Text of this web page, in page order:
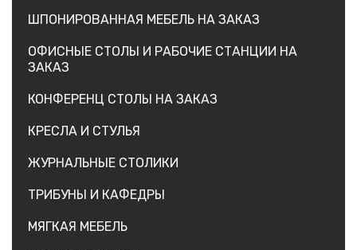
ШПОНИРОВАННАЯ МЕБЕЛЬ НА ЗАКАЗ
ОФИСНЫЕ СТОЛЫ И РАБОЧИЕ СТАНЦИИ НА
ЗАКАЗ
КОНФЕРЕНЦ СТОЛЫ НА ЗАКАЗ
КРЕСЛА И СТУЛЬЯ
ЖУРНАЛЬНЫЕ СТОЛИКИ
ТРИБУНЫ И КАФЕДРЫ
МЯГКАЯ МЕБЕЛЬ